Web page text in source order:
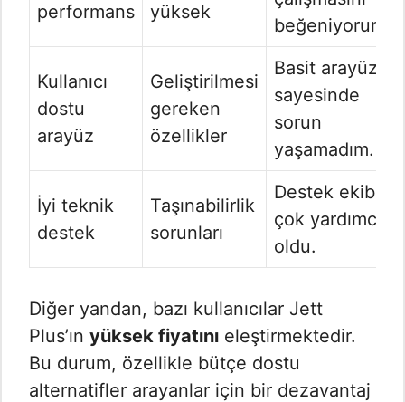
performans
yüksek
beğeniyorum.
Kullanıcı
dostu
arayüz
Geliştirilmesi
gereken
özellikler
Basit arayüzü
sayesinde
sorun
yaşamadım.
İyi teknik
destek
Taşınabilirlik
sorunları
Destek ekibi
çok yardımcı
oldu.
Diğer yandan, bazı kullanıcılar Jett
Plus’ın yüksek fiyatını eleştirmektedir.
Bu durum, özellikle bütçe dostu
alternatifler arayanlar için bir dezavantaj